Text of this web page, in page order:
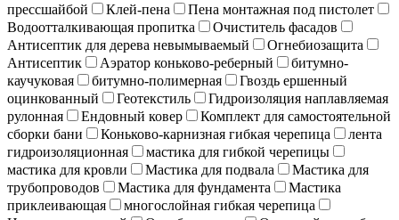
прессшайбой
Клей-пена
Пена монтажная под пистолет
Водоотталкивающая пропитка
Очиститель фасадов
Антисептик для дерева невымываемый
Огнебиозащита
Антисептик
Аэратор коньково-реберный
битумно-
каучуковая
битумно-полимерная
Гвоздь ершенный
оцинкованный
Геотекстиль
Гидроизоляция наплавляемая
рулонная
Ендовный ковер
Комплект для самостоятельной
сборки бани
Коньково-карнизная гибкая черепица
лента
гидроизоляционная
мастика для гибкой черепицы
мастика для кровли
Мастика для подвала
Мастика для
трубопроводов
Мастика для фундамента
Мастика
приклеивающая
многослойная гибкая черепица